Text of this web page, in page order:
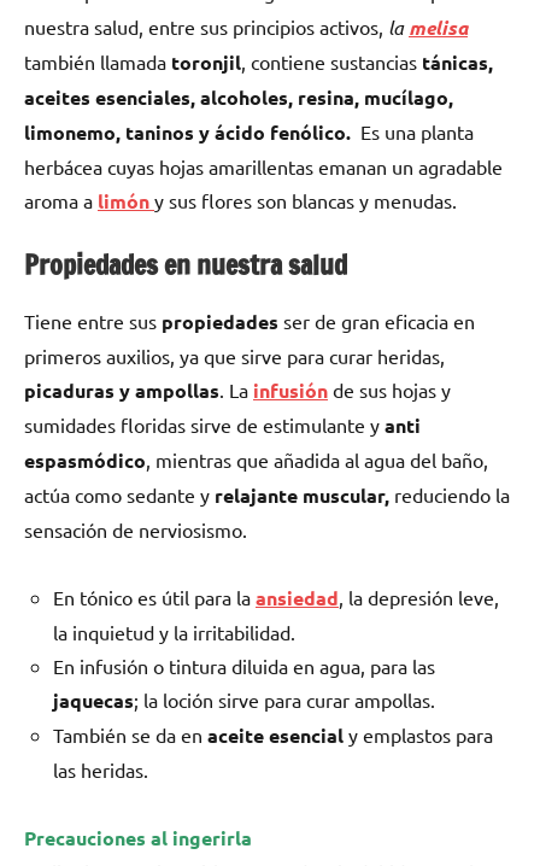
nuestra salud, entre sus principios activos, lamelisa
también llamada toronjil, contiene sustancias tánicas,
aceites esenciales, alcoholes, resina, mucílago,
limonemo, taninos y ácido fenólico. Es una planta
herbácea cuyas hojas amarillentas emanan un agradable
aroma a limón y sus flores son blancas y menudas.
Propiedades en nuestra salud
Tiene entre sus propiedades ser de gran eficacia en
primeros auxilios, ya que sirve para curar heridas,
picaduras y ampollas . La infusión de sus hojas y
sumidades floridas sirve de estimulante y anti
espasmódico , mientras que añadida al agua del baño,
actúa como sedante y relajante muscular, reduciendo la
sensación de nerviosismo.
En tónico es útil para la ansiedad , la depresión leve,
la inquietud y la irritabilidad.
En infusión o tintura diluida en agua, para las
jaquecas; la loción sirve para curar ampollas.
También se da en aceite esencial y emplastos para
las heridas.
Precauciones al ingerirla